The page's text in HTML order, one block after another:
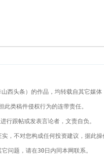
西头条）的作品，均转载自其它媒
类稿件侵权行为的连带责任。
行跟帖或发表言论者，文责自负。
，不对您构成任何投资建议，据此操
问题，请在30日内同本网联系。